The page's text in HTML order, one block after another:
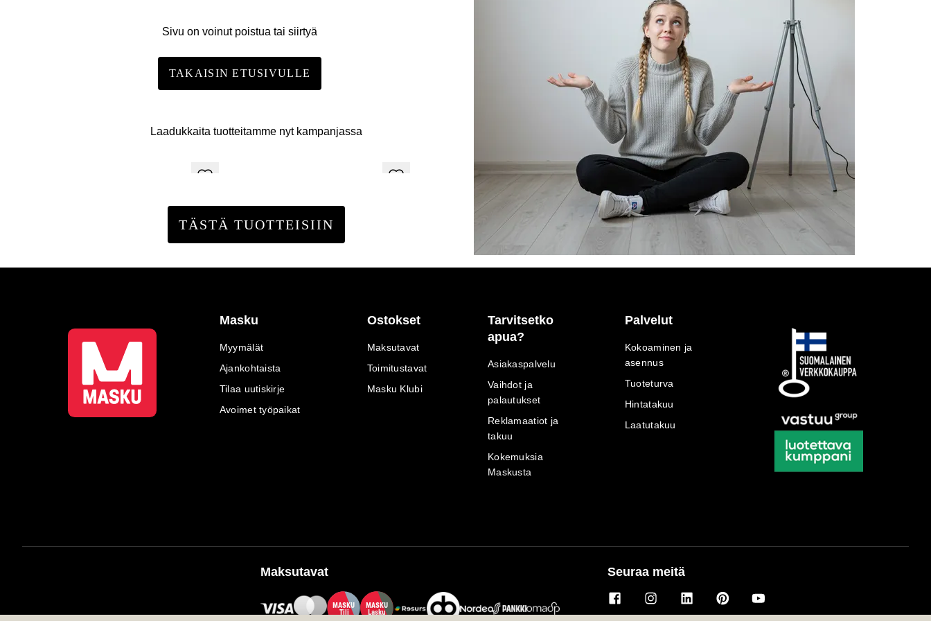
Sivu on voinut poistua tai siirtyä
TAKAISIN ETUSIVULLE
Laadukkaita tuotteitamme nyt kampanjassa
TÄSTÄ TUOTTEISIIN
Masku
Myymälät
Ajankohtaista
Tilaa uutiskirje
Avoimet työpaikat
Ostokset
Maksutavat
Toimitustavat
Masku Klubi
Tarvitsetko
apua?
Asiakaspalvelu
Vaihdot ja
palautukset
Reklamaatiot ja
takuu
Kokemuksia
Maskusta
Palvelut
Kokoaminen ja
asennus
Tuoteturva
Hintatakuu
Laatutakuu
Maksutavat
MASKU
Tili
MASKU
Lasku
Seuraa meitä